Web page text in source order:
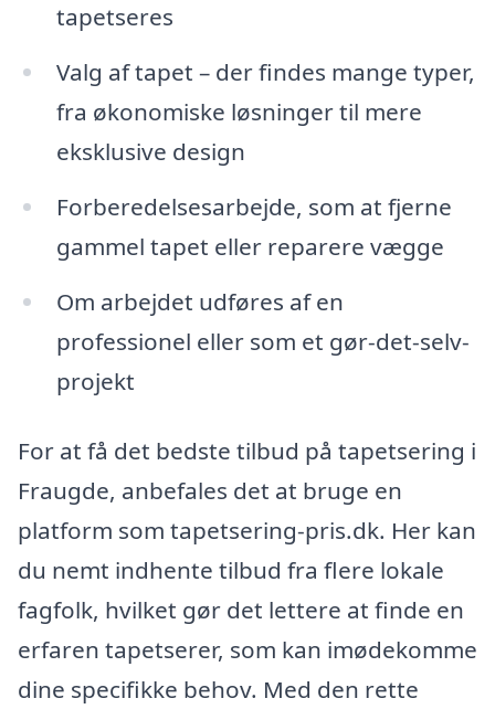
tapetseres
Valg af tapet – der findes mange typer,
fra økonomiske løsninger til mere
eksklusive design
Forberedelsesarbejde, som at fjerne
gammel tapet eller reparere vægge
Om arbejdet udføres af en
professionel eller som et gør-det-selv-
projekt
For at få det bedste tilbud på tapetsering i
Fraugde, anbefales det at bruge en
platform som tapetsering-pris.dk. Her kan
du nemt indhente tilbud fra flere lokale
fagfolk, hvilket gør det lettere at finde en
erfaren tapetserer, som kan imødekomme
dine specifikke behov. Med den rette